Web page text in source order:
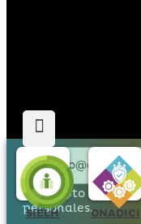
SIELH ONADICI
Acepto que
personales.